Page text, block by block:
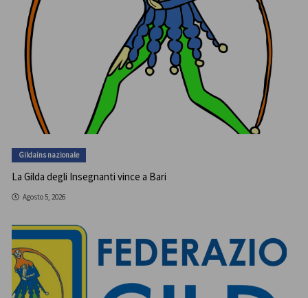
Gildains nazionale
La Gilda degli Insegnanti vince a Bari
Agosto 5, 2026